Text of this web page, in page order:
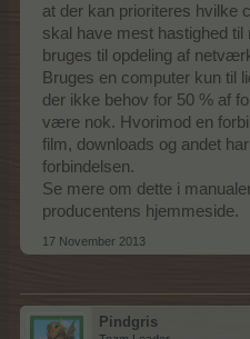
at der kan prioriteres hvilke
skal have mest hastighed til
bruges til opdeling af
Bruges en computer kun til
der ikke behov for 50 % af
være nok. Hvorimod en
film, downloads og andet
forbindelsen.
Se mere om dette i
producentens hjemmeside.
17 November 2013
Pindgris